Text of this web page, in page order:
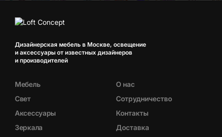
Дизайнерская мебель в Москве, освещение
и аксессуары от известных дизайнеров
и производителей
Мебель
Свет
Аксессуары
Зеркала
О нас
Сотрудничество
Контакты
Доставка